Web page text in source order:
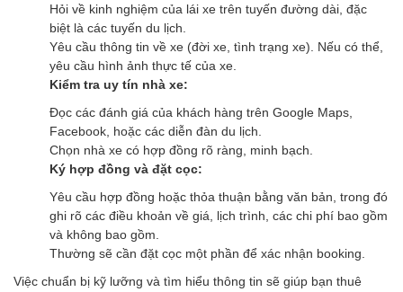
Hỏi về kinh nghiệm của lái xe trên tuyến đường dài, đặc
biệt là các tuyến du lịch.
Yêu cầu thông tin về xe (đời xe, tình trạng xe). Nếu có thể,
yêu cầu hình ảnh thực tế của xe.
Kiểm tra uy tín nhà xe:
Đọc các đánh giá của khách hàng trên Google Maps,
Facebook, hoặc các diễn đàn du lịch.
Chọn nhà xe có hợp đồng rõ ràng, minh bạch.
Ký hợp đồng và đặt cọc:
Yêu cầu hợp đồng hoặc thỏa thuận bằng văn bản, trong đó
ghi rõ các điều khoản về giá, lịch trình, các chi phí bao gồm
và không bao gồm.
Thường sẽ cần đặt cọc một phần để xác nhận booking.
Việc chuẩn bị kỹ lưỡng và tìm hiểu thông tin sẽ giúp bạn thuê